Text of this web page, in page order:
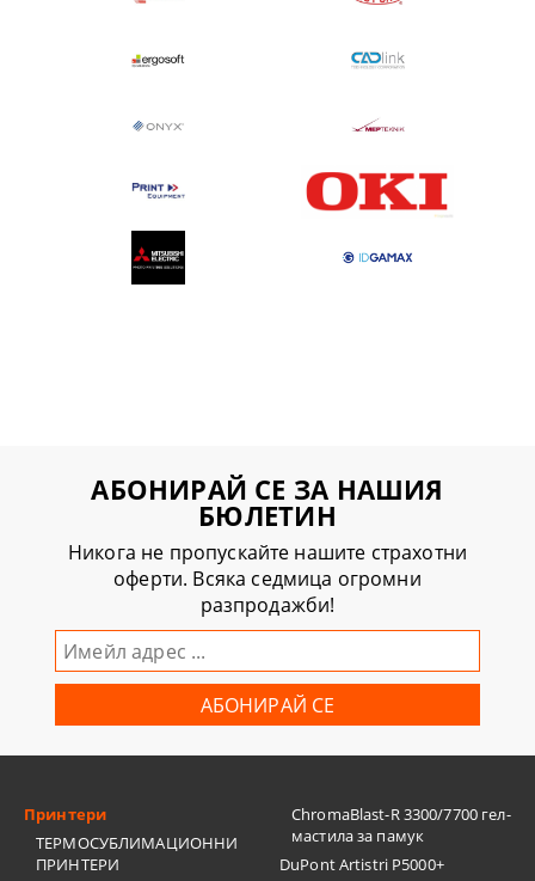
АБОНИРАЙ СЕ ЗА НАШИЯ
БЮЛЕТИН
Никога не пропускайте нашите страхотни
оферти. Всяка седмица огромни
разпродажби!
Принтери
ТЕРМОСУБЛИМАЦИОННИ
ПРИНТЕРИ
ChromaBlast-R 3300/7700 гел-
мастила за памук
DuPont Artistri P5000+